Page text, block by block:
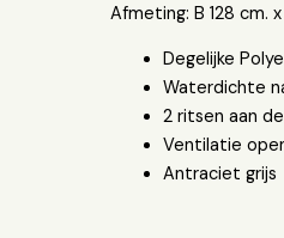
Afmeting: B 128 cm.
Degelijke
Waterdichte
2 ritsen aan
Ventilatie
Antraciet grijs